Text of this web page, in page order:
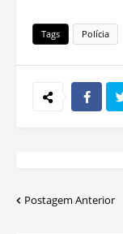
Tags Polícia
Postagem Anterior